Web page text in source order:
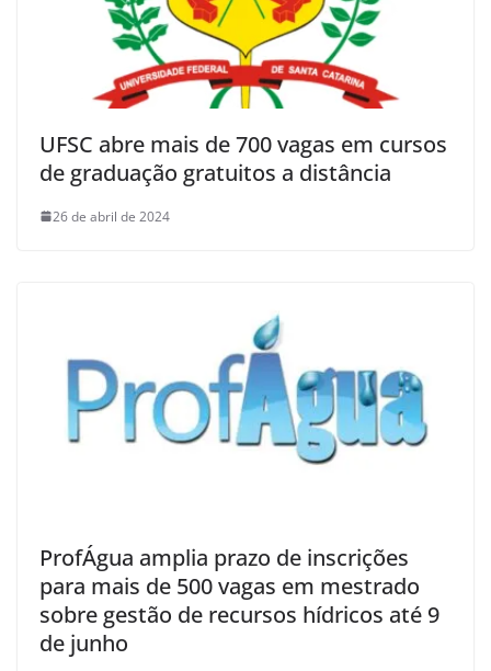
UFSC abre mais de 700 vagas em cursos
de graduação gratuitos a distância
26 de abril de 2024
ProfÁgua amplia prazo de inscrições
para mais de 500 vagas em mestrado
sobre gestão de recursos hídricos até 9
de junho